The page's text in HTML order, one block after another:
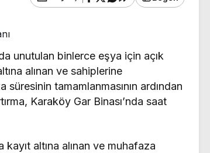
unutulan binlerce eşya için açık
alınan ve sahiplerine
tamamlanmasının ardından
Karaköy Gar Binası’nda saat
altına alınan ve muhafaza